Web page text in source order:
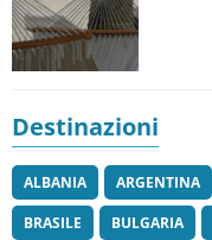
Destinazioni
ALBANIA ARGENTINA
BRASILE
BULGARIA